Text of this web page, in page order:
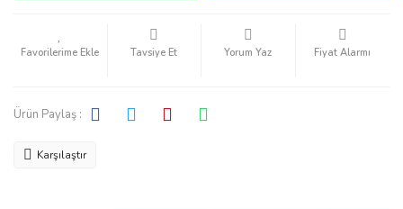
Tavsiye Et Yorum Yaz Fiyat Alarmı
Ürün Paylaş :
Karşılaştır